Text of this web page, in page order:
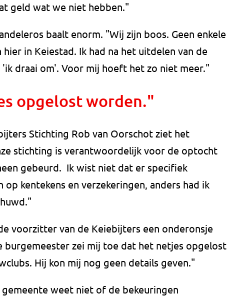
geld wat we niet hebben."
baalt enorm. "Wij zijn boos. Geen enkele
in Keiestad. Ik had na het uitdelen van de
draai om'. Voor mij hoeft het zo niet meer."
opgelost worden."
Stichting Rob van Oorschot ziet het
stichting is verantwoordelijk voor de optocht
gebeurd. Ik wist niet dat er specifiek
kentekens en verzekeringen, anders had ik
voorzitter van de Keiebijters een onderonsje
burgemeester zei mij toe dat het netjes opgelost
Hij kon mij nog geen details geven."
weet niet of de bekeuringen